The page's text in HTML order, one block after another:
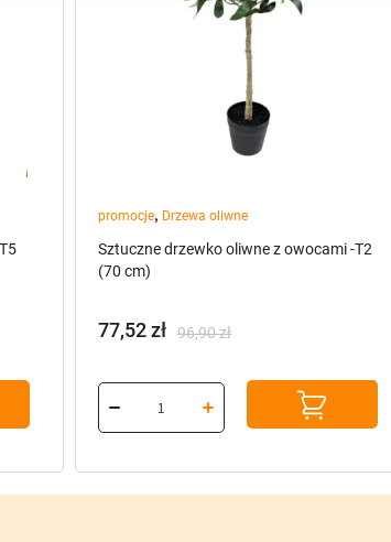
promocje, Drzewa oliwne
Sztuczne drzewko oliwne z owocami -T2
(70 cm)
96,90zł
cena
wynosiła:
96,90 zł.
77,52zł
cena
wynosi:
77,52 zł.